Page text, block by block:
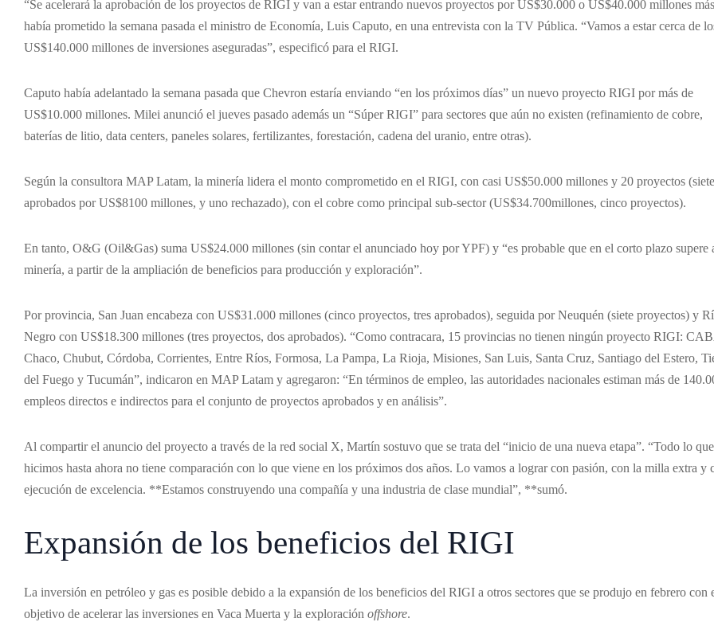
“Se acelerará la aprobación de los proyectos de RIGI y van a estar entrando nuevos proyectos por US$30.000 o US$40.000 millones
había prometido la semana pasada el ministro de Economía, Luis Caputo, en una entrevista con la TV Pública. “Vamos a estar cerca de
US$140.000 millones de inversiones aseguradas”, especificó para el RIGI.
Caputo había adelantado la semana pasada que Chevron estaría enviando “en los próximos días” un nuevo proyecto RIGI por más de
US$10.000 millones. Milei anunció el jueves pasado además un “Súper RIGI” para sectores que aún no existen (refinamiento de cobre,
baterías de litio, data centers, paneles solares, fertilizantes, forestación, cadena del uranio, entre otras).
Según la consultora MAP Latam, la minería lidera el monto comprometido en el RIGI, con casi US$50.000 millones y 20 proyectos
aprobados por US$8100 millones, y uno rechazado), con el cobre como principal sub-sector (US$34.700millones, cinco proyectos).
En tanto, O&G (Oil&Gas) suma US$24.000 millones (sin contar el anunciado hoy por YPF) y “es probable que en el corto plazo supere
minería, a partir de la ampliación de beneficios para producción y exploración”.
Por provincia, San Juan encabeza con US$31.000 millones (cinco proyectos, tres aprobados), seguida por Neuquén (siete proyectos) y
Negro con US$18.300 millones (tres proyectos, dos aprobados). “Como contracara, 15 provincias no tienen ningún proyecto RIGI:
Chaco, Chubut, Córdoba, Corrientes, Entre Ríos, Formosa, La Pampa, La Rioja, Misiones, San Luis, Santa Cruz, Santiago del Estero,
del Fuego y Tucumán”, indicaron en MAP Latam y agregaron: “En términos de empleo, las autoridades nacionales estiman más de
empleos directos e indirectos para el conjunto de proyectos aprobados y en análisis”.
Al compartir el anuncio del proyecto a través de la red social X, Martín sostuvo que se trata del “inicio de una nueva etapa”. “Todo lo que
hicimos hasta ahora no tiene comparación con lo que viene en los próximos dos años. Lo vamos a lograr con pasión, con la milla extra y
ejecución de excelencia. **Estamos construyendo una compañía y una industria de clase mundial”, **sumó.
Expansión de los beneficios del RIGI
La inversión en petróleo y gas es posible debido a la expansión de los beneficios del RIGI a otros sectores que se produjo en febrero con
objetivo de acelerar las inversiones en Vaca Muerta y la exploración offshore.